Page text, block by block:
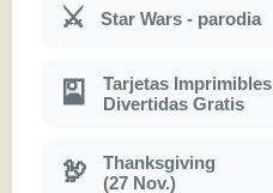
⚔ Star Wars - parodia
🎴
Tarjetas Imprimibles
Divertidas Gratis
🦃
Thanksgiving
(27 Nov.)